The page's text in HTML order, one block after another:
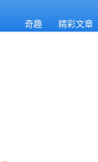
奇趣 精彩文章